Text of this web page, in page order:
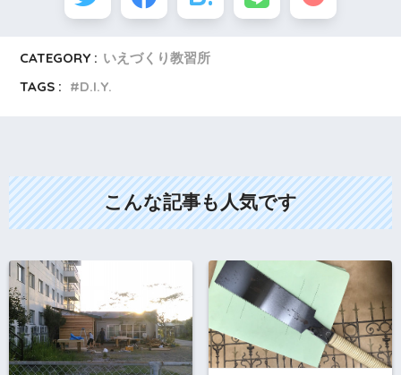
CATEGORY : いえづくり教習所
TAGS :
D.I.Y.
こんな記事も人気です